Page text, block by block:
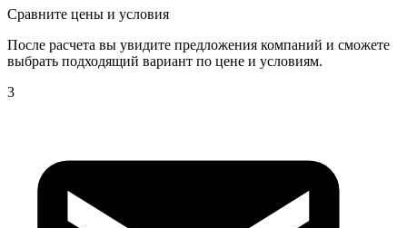
Сравните цены и условия
После расчета вы увидите предложения компаний и сможете
выбрать подходящий вариант по цене и условиям.
3